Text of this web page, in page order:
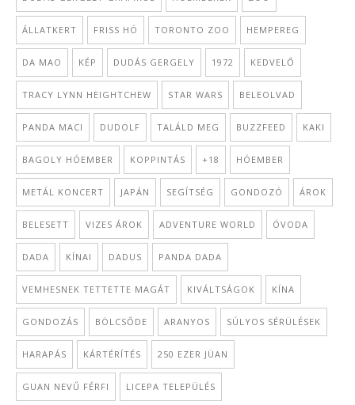
ÁLLATKERT FRISS HÓ TORONTO ZOO HEMPEREG
DA MAO KÉP DUDÁS GERGELY 1972 KEDVELŐ
TRACY LYNN HEIGHTCHEW STAR WARS BELEOLVAD
PANDA MACI DUDOLF TALÁLD MEG BUZZFEED KAKI
BAGOLY HÓEMBER KOPPINTÁS +18 HÓEMBER
METÁL KONCERT JAPÁN SEGÍTSÉG GONDOZÓ ÁROK
BELESETT VIZES ÁROK ADVENTURE WORLD ÓVODA
DADA KÍNAI DADUS PANDA DADA
VEMHESNEK TETTETTE MAGÁT KIVÁLTSÁGOK KÍNA
GONDOZÁS BÖLCSŐDE ARANYOS SÚLYOS SÉRÜLÉSEK
HARAPÁS KÁRTÉRÍTÉS 250 EZER JÜAN
GUAN NEVŰ FÉRFI LICEPA TELEPÜLÉS